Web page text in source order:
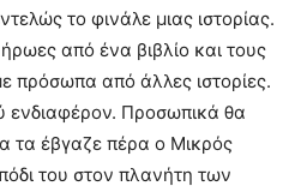
το φινάλε μιας ιστορίας.
από ένα βιβλίο και τους
πρόσωπα από άλλες ιστορίες.
ενδιαφέρον. Προσωπικά θα
τα έβγαζε πέρα ο Μικρός
του στον πλανήτη των